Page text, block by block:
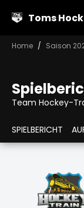
Toms
Home Saison
Team Hockey-
SPIELBERICHT